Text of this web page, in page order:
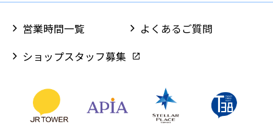
営業時間一覧
よくあるご質問
ショップスタッフ募集